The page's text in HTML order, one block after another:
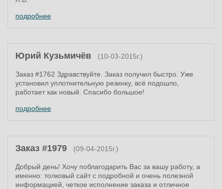
подробнее
Юрий Кузьмичёв (10-03-2015г.)
Заказ #1762 Здравствуйте. Заказ получил быстро. Уже
установил уплотнительную резинку, всё подошло,
работает как новый. Спасибо большое!
подробнее
Заказ #1979 (09-04-2015г.)
Добрый день! Хочу поблагодарить Вас за вашу работу, а
именно: толковый сайт с подробной и очень полезной
информацией, четкое исполнение заказа и отличное